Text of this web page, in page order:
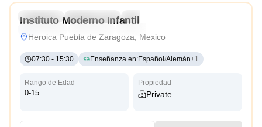
Preschool Kindergarten
Daycare
Instituto Moderno Infantil
Heroica Puebla de Zaragoza, Mexico
07:30 - 15:30 Enseñanza en:Español /Alemán+1
Rango de Edad
0-15
Propiedad
Private